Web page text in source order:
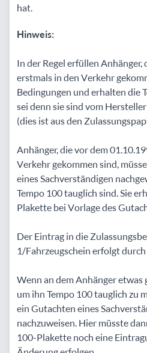
hat.
Hinweis:
In der Regel erfüllen Anhänger,
erstmals in den Verkehr
Bedingungen und erhalten die
sei denn sie sind vom
(dies ist aus den
Anhänger, die vor dem
Verkehr gekommen sind,
eines Sachverständigen
Tempo 100 tauglich sind. Sie
Plakette bei Vorlage des
Der Eintrag in die
1/Fahrzeugschein erfolgt
Wenn an dem Anhänger etwas
um ihn Tempo 100 tauglich zu
ein Gutachten eines
nachzuweisen. Hier müsste
100-Plakette noch eine